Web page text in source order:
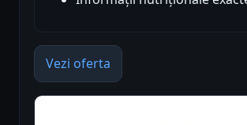
Vezi oferta